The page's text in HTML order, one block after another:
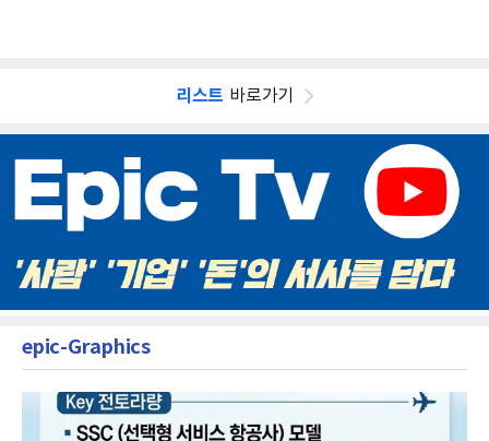
리스트 바로가기
epic-Graphics